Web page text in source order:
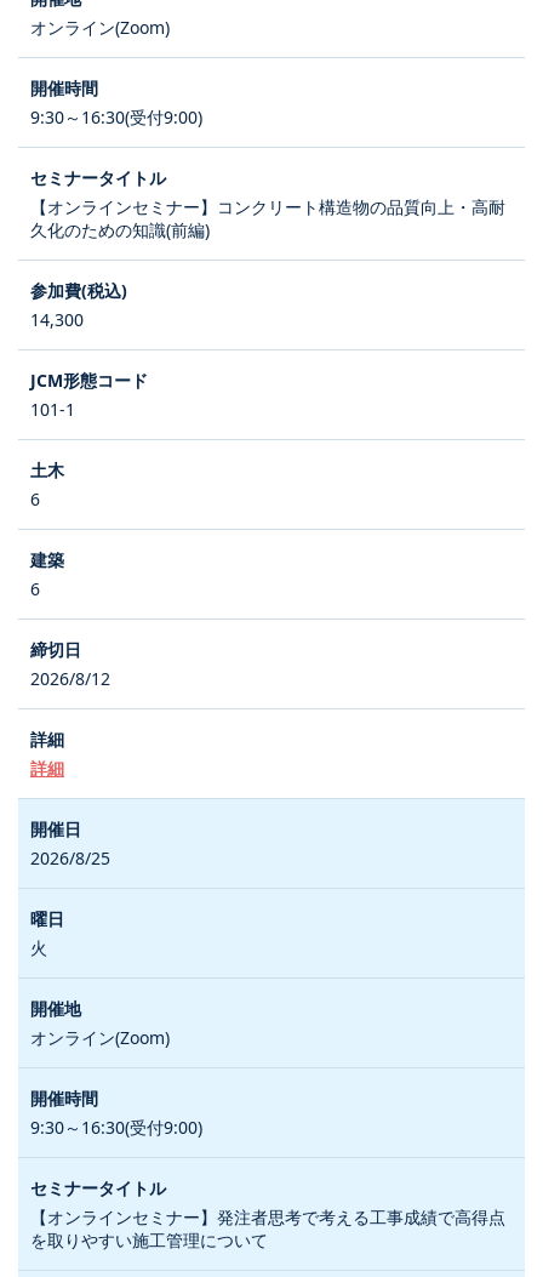
オンライン(Zoom)
9:30～16:30(受付9:00)
【オンラインセミナー】コンクリート構造物の品質向上・高耐
久化のための知識(前編)
14,300
101-1
6
6
2026/8/12
詳細
2026/8/25
火
オンライン(Zoom)
9:30～16:30(受付9:00)
【オンラインセミナー】発注者思考で考える工事成績で高得点
を取りやすい施工管理について